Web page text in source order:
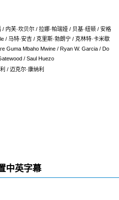
/ 内芙·坎贝尔 / 拉娜·帕瑞娅 / 贝基·纽顿 / 安格
/ 马特·安吉 / 克里斯·勃朗宁 / 克林特·卡米歇
Guma Mbaho Mwine / Ryan W. Garcia / Do
/ Saul Huezo
/ 迈克尔·康纳利
中英字幕